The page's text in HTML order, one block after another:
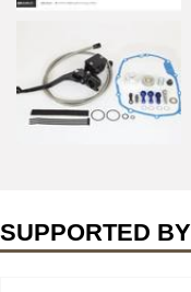
SUPPORTED BY